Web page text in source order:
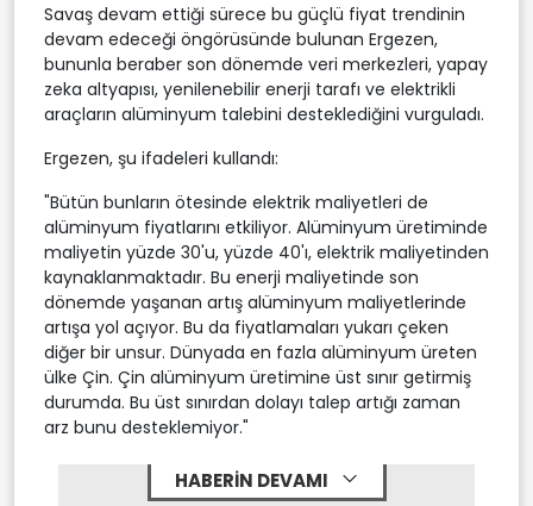
Savaş devam ettiği sürece bu güçlü fiyat trendinin
devam edeceği öngörüsünde bulunan Ergezen,
bununla beraber son dönemde veri merkezleri, yapay
zeka altyapısı, yenilenebilir enerji tarafı ve elektrikli
araçların alüminyum talebini desteklediğini vurguladı.
Ergezen, şu ifadeleri kullandı:
"Bütün bunların ötesinde elektrik maliyetleri de
alüminyum fiyatlarını etkiliyor. Alüminyum üretiminde
maliyetin yüzde 30'u, yüzde 40'ı, elektrik maliyetinden
kaynaklanmaktadır. Bu enerji maliyetinde son
dönemde yaşanan artış alüminyum maliyetlerinde
artışa yol açıyor. Bu da fiyatlamaları yukarı çeken
diğer bir unsur. Dünyada en fazla alüminyum üreten
ülke Çin. Çin alüminyum üretimine üst sınır getirmiş
durumda. Bu üst sınırdan dolayı talep artığı zaman
arz bunu desteklemiyor."
HABERİN DEVAMI